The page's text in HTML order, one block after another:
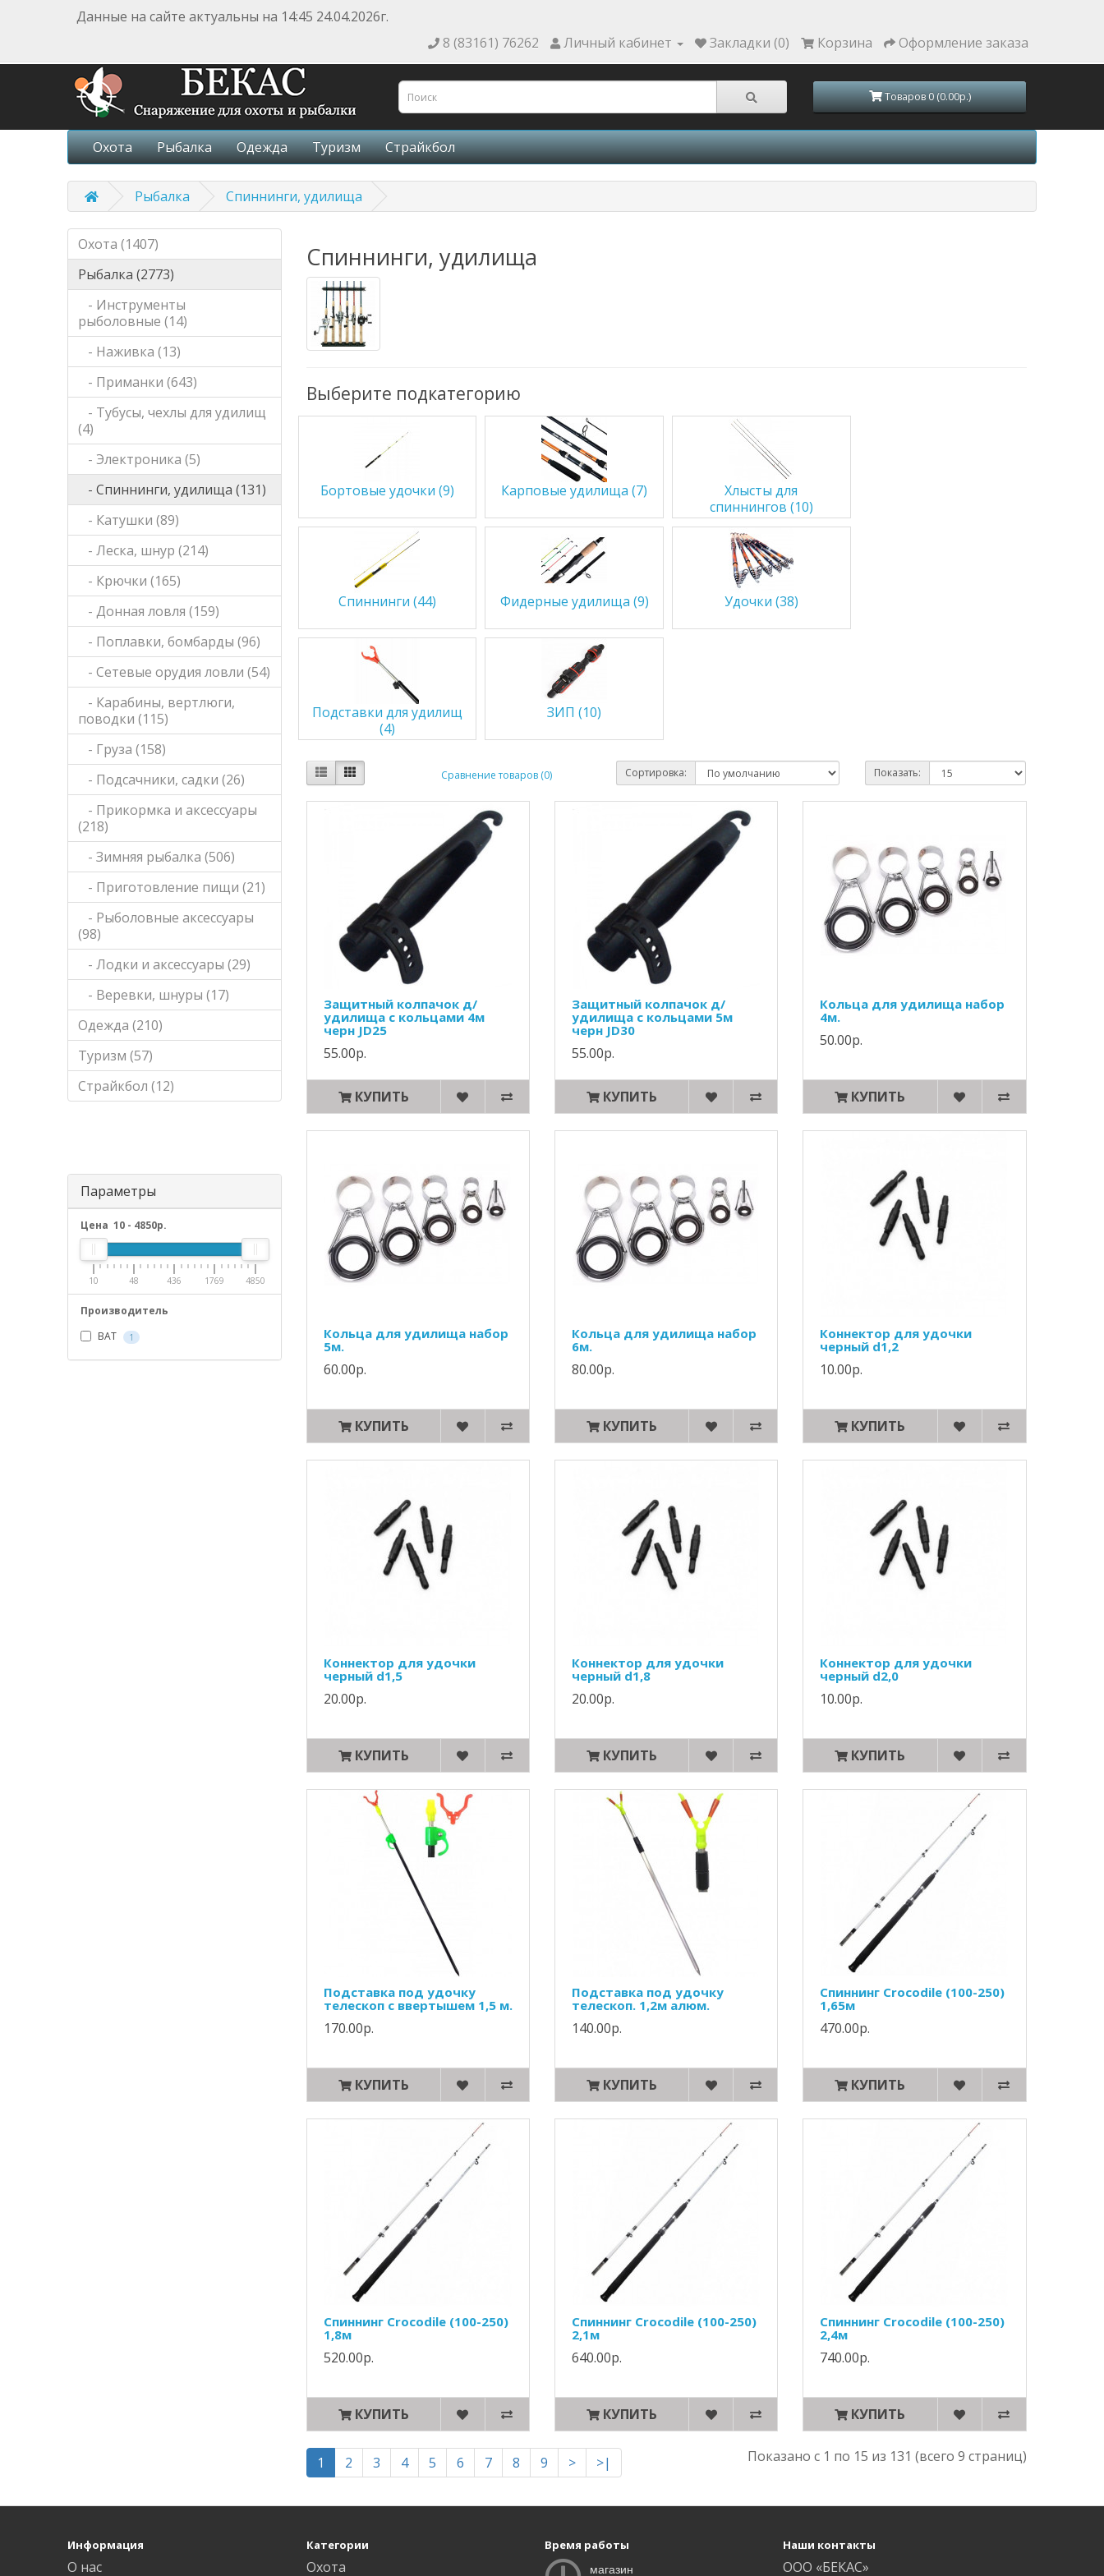
Данные на сайте актуальны на 14:45 24.04.2026г.
8 (83161) 76262
Личный кабинет Закладки (0) Корзина Оформление заказа
Товаров 0 (0.00р.)
Охота Рыбалка Одежда Туризм Страйкбол
Рыбалка Спиннинги, удилища
Охота (1407)
Рыбалка (2773)
- Инструменты
рыболовные (14)
- Наживка (13)
- Приманки (643)
- Тубусы, чехлы для удилищ
(4)
- Электроника (5)
- Спиннинги, удилища (131)
- Катушки (89)
- Леска, шнур (214)
- Крючки (165)
- Донная ловля (159)
- Поплавки, бомбарды (96)
- Сетевые орудия ловли (54)
- Карабины, вертлюги,
поводки (115)
- Груза (158)
- Подсачники, садки (26)
- Прикормка и аксессуары
(218)
- Зимняя рыбалка (506)
- Приготовление пищи (21)
- Рыболовные аксессуары
(98)
- Лодки и аксессуары (29)
- Веревки, шнуры (17)
Одежда (210)
Туризм (57)
Страйкбол (12)
Параметры
Цена10 - 4850р.
10 48 436 1769 4850
Производитель
BAT
1
Спиннинги, удилища
Выберите подкатегорию
Бортовые удочки (9) Карповые удилища (7)
Хлысты для
спиннингов (10)
Спиннинги (44) Фидерные удилища (9) Удочки (38)
Подставки для удилищ
(4)
ЗИП (10)
Сравнение товаров (0) Сортировка: Показать:
Защитный колпачок д/
удилища с кольцами 4м
черн JD25
55.00р.
КУПИТЬ
Защитный колпачок д/
удилища с кольцами 5м
черн JD30
55.00р.
КУПИТЬ
Кольца для удилища набор
4м.
50.00р.
КУПИТЬ
Кольца для удилища набор
5м.
60.00р.
КУПИТЬ
Кольца для удилища набор
6м.
80.00р.
КУПИТЬ
Коннектор для удочки
черный d1,2
10.00р.
КУПИТЬ
Коннектор для удочки
черный d1,5
20.00р.
КУПИТЬ
Коннектор для удочки
черный d1,8
20.00р.
КУПИТЬ
Коннектор для удочки
черный d2,0
10.00р.
КУПИТЬ
Подставка под удочку
телескоп с ввертышем 1,5 м.
170.00р.
КУПИТЬ
Подставка под удочку
телескоп. 1,2м алюм.
140.00р.
КУПИТЬ
Спиннинг Crocodile (100-250)
1,65м
470.00р.
КУПИТЬ
Спиннинг Crocodile (100-250)
1,8м
520.00р.
КУПИТЬ
Спиннинг Crocodile (100-250)
2,1м
640.00р.
КУПИТЬ
Спиннинг Crocodile (100-250)
2,4м
740.00р.
КУПИТЬ
1 2 3 4 5 6 7 8 9 > >| Показано с 1 по 15 из 131 (всего 9 страниц)
Информация
О нас
Категории
Охота
Время работы
магазин
Наши контакты
ООО «БЕКАС»